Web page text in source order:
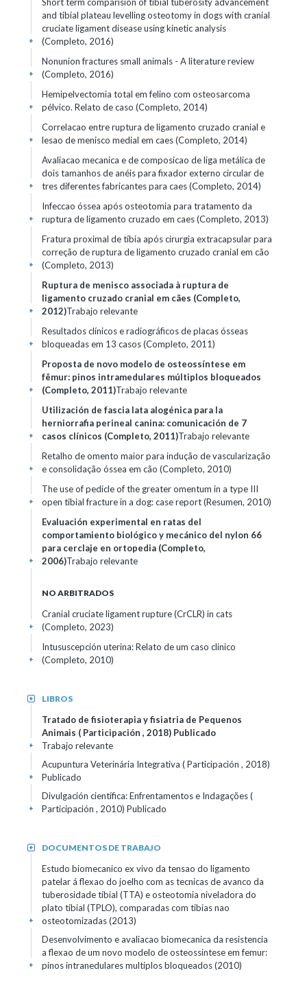
and tibial plateau levelling osteotomy in dogs with cranial
cruciate ligament disease using kinetic analysis
(Completo, 2016)
+
Nonunion fractures small animals - A literature review
(Completo, 2016)
+
Hemipelvectomia total em felino com osteosarcoma
pélvico. Relato de caso (Completo, 2014)
+
Correlacao entre ruptura de ligamento cruzado cranial e
lesao de menisco medial em caes (Completo, 2014)
+
Avaliacao mecanica e de composicao de liga metálica de
dois tamanhos de anéis para fixador externo circular de
tres diferentes fabricantes para caes (Completo, 2014)
+
Infeccao óssea após osteotomia para tratamento da
ruptura de ligamento cruzado em caes (Completo, 2013)
+
Fratura proximal de tíbia após cirurgia extracapsular para
correção de ruptura de ligamento cruzado cranial em cão
(Completo, 2013)
+
Ruptura de menisco associada à ruptura de
ligamento cruzado cranial em cães (Completo,
2012)Trabajo relevante
+
Resultados clínicos e radiográficos de placas ósseas
bloqueadas em 13 casos (Completo, 2011)
+
Proposta de novo modelo de osteossíntese em
fêmur: pinos intramedulares múltiplos bloqueados
(Completo, 2011)Trabajo relevante
+
Utilización de fascia lata alogénica para la
herniorrafia perineal canina: comunicación de 7
casos clínicos (Completo, 2011)Trabajo relevante
+
Retalho de omento maior para indução de vascularização
e consolidação óssea em cão (Completo, 2010)
+
The use of pedicle of the greater omentum in a type III
open tibial fracture in a dog: case report (Resumen, 2010)
+
Evaluación experimental en ratas del
comportamiento biológico y mecánico del nylon 66
para cerclaje en ortopedia (Completo,
2006)Trabajo relevante
+
NO ARBITRADOS
Cranial cruciate ligament rupture (CrCLR) in cats
(Completo, 2023)
+
Intususcepción uterina: Relato de um caso clinico
(Completo, 2010)
+
LIBROS
+
Tratado de fisioterapia y fisiatria de Pequenos
Animais ( Participación , 2018) Publicado
Trabajo relevante
+
Acupuntura Veterinária Integrativa ( Participación , 2018)
Publicado
+
Divulgación científica: Enfrentamentos e Indagações (
Participación , 2010) Publicado
+
DOCUMENTOS DE TRABAJO
+
Estudo biomecanico ex vivo da tensao do ligamento
patelar á flexao do joelho com as tecnicas de avanco da
tuberosidade tibial (TTA) e osteotomia niveladora do
plato tibial (TPLO), comparadas com tibias nao
osteotomizadas (2013)
+
Desenvolvimento e avaliacao biomecanica da resistencia
a flexao de um novo modelo de osteossintese em femur:
pinos intranedulares multiplos bloqueados (2010)
+